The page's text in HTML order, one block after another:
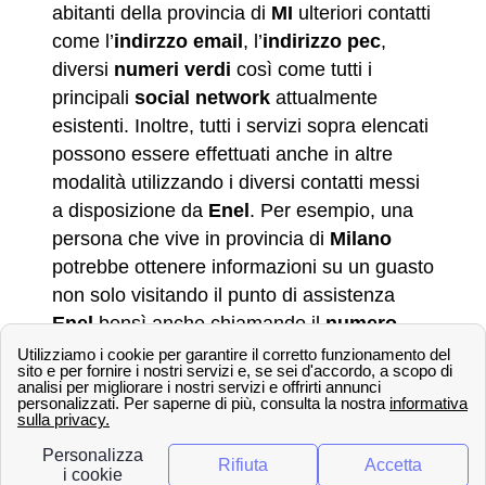
abitanti della provincia di MI ulteriori contatti
come l’indirzzo email, l’indirizzo pec,
diversi numeri verdi così come tutti i
principali social network attualmente
esistenti. Inoltre, tutti i servizi sopra elencati
possono essere effettuati anche in altre
modalità utilizzando i diversi contatti messi
a disposizione da Enel. Per esempio, una
persona che vive in provincia di Milano
potrebbe ottenere informazioni su un guasto
non solo visitando il punto di assistenza
Enelbensì anche chiamando ilnumero
verde specifico. Sappi che Enel ha degli
uffici anche a:
Enel - Pavia
Enel - Cremona
Enel - Como
Enel - Monza e
della Brianza
Enel - Lecco